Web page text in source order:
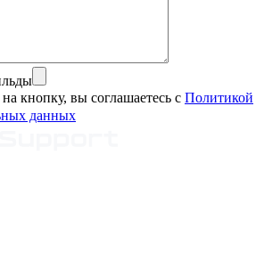
кнопку, вы соглашаетесь с Политикой
данных